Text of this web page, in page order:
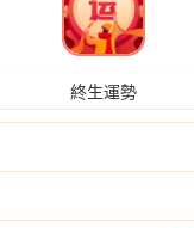
終生運勢